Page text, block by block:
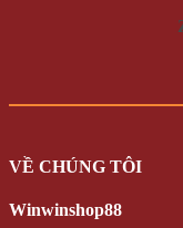
VỀ CHÚNG TÔI
Winwinshop88